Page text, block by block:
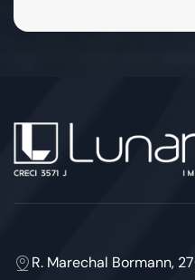
R. Marechal Bormann,